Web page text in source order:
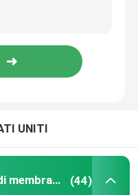
UNITI
Pannello del commutatore di membrana (44)